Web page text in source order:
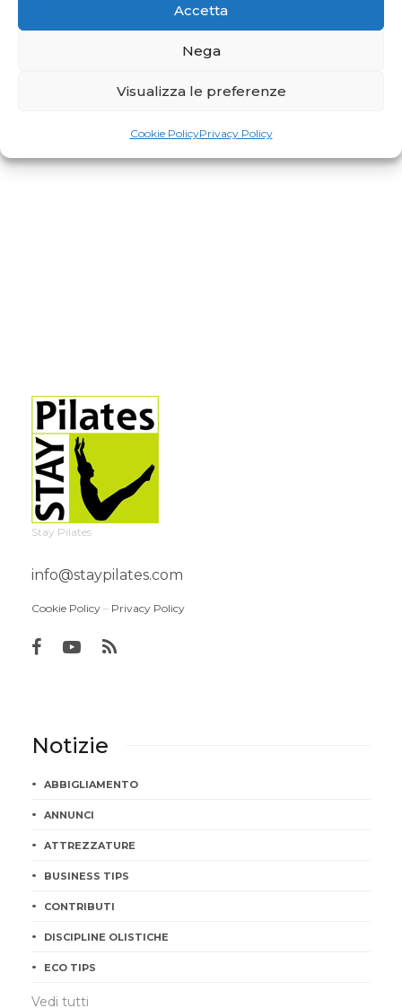
Accetta
Nega
Visualizza le preferenze
Cookie PolicyPrivacy Policy
Stay Pilates
info@staypilates.com
Cookie Policy – Privacy Policy
Notizie
ABBIGLIAMENTO
ANNUNCI
ATTREZZATURE
BUSINESS TIPS
CONTRIBUTI
DISCIPLINE OLISTICHE
ECO TIPS